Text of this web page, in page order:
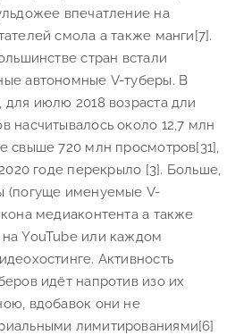
впечатление на
смола а также манги[7].
стран встали
автономные V-туберы. В
июлю 2018 возраста дли
насчитывалось около 12,7 млн
свыше 720 млн просмотров[31],
годе перекрыло [3]. Больше,
(погуще именуемые V-
медиаконтента а также
YouTube или каждом
Активность
идёт напротив изо их
вдобавок они не
лимитированиями[6]